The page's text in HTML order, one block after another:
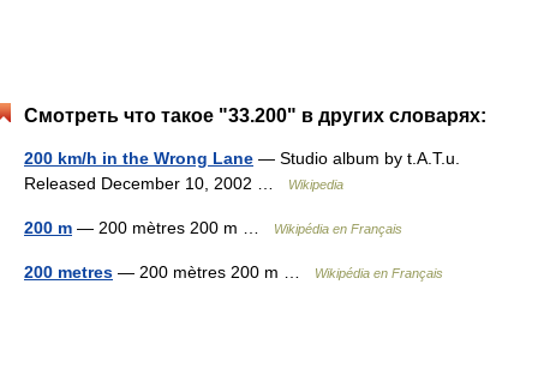
Смотреть что такое "33.200" в других словарях:
200 km/h in the Wrong Lane — Studio album by t.A.T.u.
Released December 10, 2002 …
Wikipedia
200 m — 200 mètres 200 m … Wikipédia en Français
200 metres — 200 mètres 200 m … Wikipédia en Français